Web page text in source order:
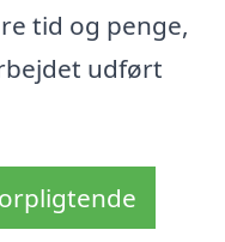
tid og penge,
udført